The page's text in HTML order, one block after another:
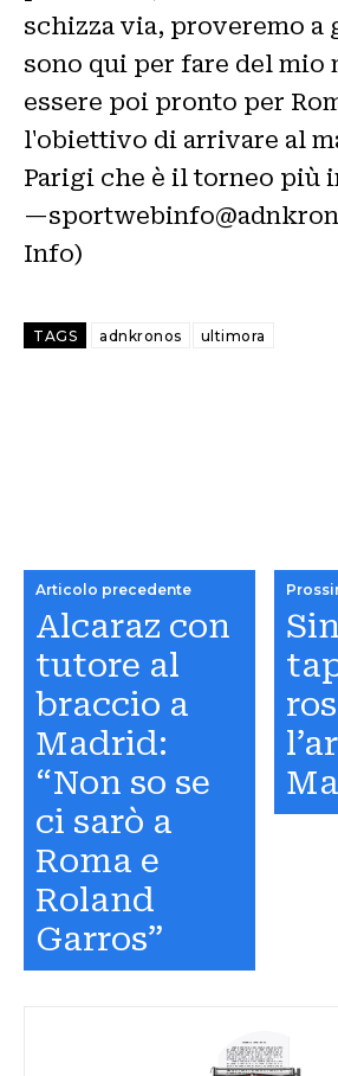
schizza via, proveremo a
sono qui per fare del mio
essere poi pronto per
l'obiettivo di arrivare al
Parigi che è il torneo più
Info)
TAGS adnkronos ultimora
Articolo precedente
Alcaraz con
tutore al
braccio a
Madrid:
“Non so se
ci sarò a
Roma e
Roland
Garros”